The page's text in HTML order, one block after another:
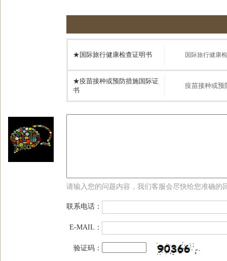
★国际旅行健康检查证明书 国际旅行健康
★疫苗接种或预防措施国际证
书
疫苗接种或预
请输入您的问题内容，我们客服会尽快给您准确的
联系电话：
E-MAIL：
验证码：